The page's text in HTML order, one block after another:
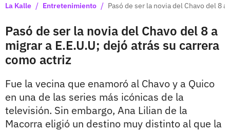
La Kalle / Entretenimiento / Pasó de ser la novia del Chavo del 8
Pasó de ser la novia del Chavo del 8 a
migrar a E.E.U.U; dejó atrás su carrera
como actriz
Fue la vecina que enamoró al Chavo y a Quico
en una de las series más icónicas de la
televisión. Sin embargo, Ana Lilian de la
Macorra eligió un destino muy distinto al que la